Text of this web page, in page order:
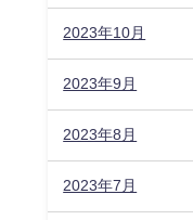
2023年10月
2023年9月
2023年8月
2023年7月